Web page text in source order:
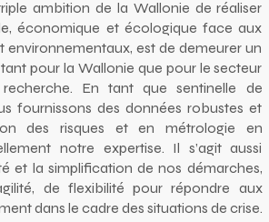
ambition de la Wallonie de réaliser
économique et écologique face aux
environnementaux, est de demeurer un
pour la Wallonie que pour le secteur
En tant que sentinelle de
fournissons des données robustes et
des risques et en métrologie en
notre expertise. Il s’agit aussi
et la simplification de nos démarches,
de flexibilité pour répondre aux
dans le cadre des situations de crise.